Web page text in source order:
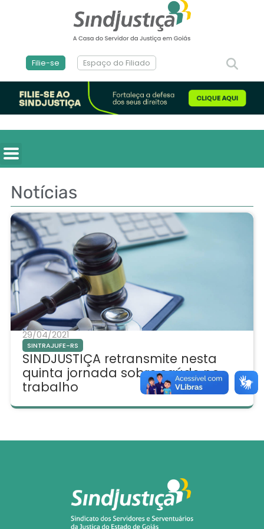
Filie-se Espaço do Filiado
Notícias
29/04/2021
SINTRAJUFE-RS
SINDJUSTIÇA retransmite nesta
quinta jornada sobre saúde no
trabalho